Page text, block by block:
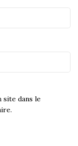
site dans le